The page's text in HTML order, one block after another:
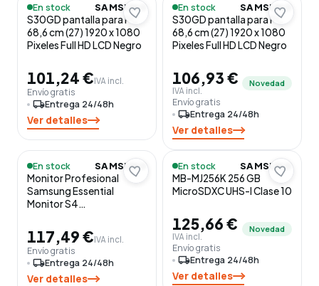
En stock SAMSUNG
S30GD pantalla para PC
68,6 cm (27) 1920 x 1080
Pixeles Full HD LCD Negro
101,24 €IVA incl.
Envío gratis
local_shippingEntrega 24/48h
Ver detalles
En stock SAMSUNG
S30GD pantalla para PC
68,6 cm (27) 1920 x 1080
Pixeles Full HD LCD Negro
106,93 €
IVA incl.
Novedad
Envío gratis
local_shippingEntrega 24/48h
Ver detalles
En stock SAMSUNG
Monitor Profesional
Samsung Essential
Monitor S4
HD/ Regulable en altura/
Negro
117,49 €IVA incl.
Envío gratis
local_shippingEntrega 24/48h
Ver detalles
En stock SAMSUNG
MB-MJ256K 256 GB
MicroSDXC UHS-I Clase 10
125,66 €
IVA incl.
Novedad
Envío gratis
local_shippingEntrega 24/48h
Ver detalles